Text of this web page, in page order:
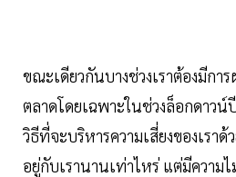
ขณะเดียวกันบางช่วงเราต้องมีกา
ตลาดโดยเฉพาะในช่วงล็อกดาว
วิธีที่จะบริหารความเสี่ยงของเราด้
อยู่กับเรานานเท่าไหร่ แต่มีความ